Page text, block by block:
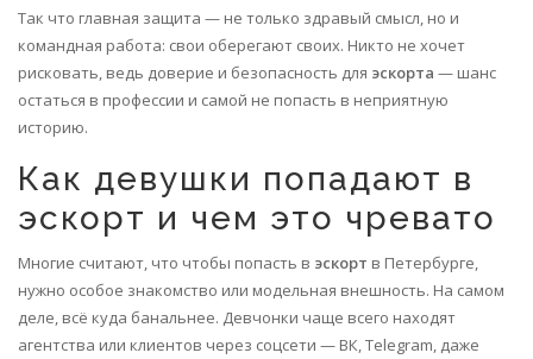
Так что главная защита — не только здравый смысл, но и
командная работа: свои оберегают своих. Никто не хочет
рисковать, ведь доверие и безопасность для эскорта — шанс
остаться в профессии и самой не попасть в неприятную
историю.
Как девушки попадают в
эскорт и чем это чревато
Многие считают, что чтобы попасть в эскорт в Петербурге,
нужно особое знакомство или модельная внешность. На самом
деле, всё куда банальнее. Девчонки чаще всего находят
агентства или клиентов через соцсети — ВК, Telegram, даже